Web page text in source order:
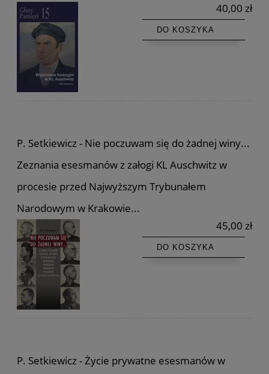
40,00 zł
DO KOSZYKA
P. Setkiewicz - Nie poczuwam się do żadnej winy...
Zeznania esesmanów z załogi KL Auschwitz w
procesie przed Najwyższym Trybunałem
Narodowym w Krakowie...
45,00 zł
DO KOSZYKA
P. Setkiewicz - Życie prywatne esesmanów w